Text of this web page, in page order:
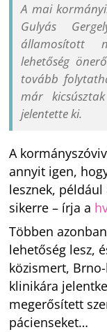
A mai
Gulyás
államosított
lehetőség
tovább
már
jelentette ki.
A
annyit igen,
lesznek,
sikerre – írja a
Többen
lehetőség lesz,
közismert,
klinikára
megerősített
pácienseket…